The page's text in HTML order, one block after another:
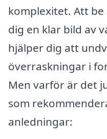
komplexitet. Att
dig en klar bild av
hjälper dig att
överraskningar i
Men varför är det
som
anledningar: